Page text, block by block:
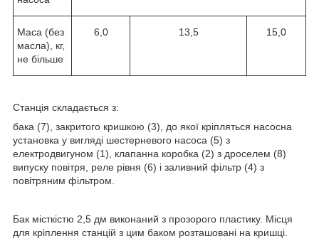
Маса (без
масла), кг,
не більше
6,0 13,5 15,0
Станція складається з:
бака (7), закритого кришкою (3), до якої кріпляться насосна
установка у вигляді шестерневого насоса (5) з
електродвигуном (1), клапанна коробка (2) з дроселем (8)
випуску повітря, реле рівня (6) і заливний фільтр (4) з
повітряним фільтром.
Бак місткістю 2,5 дм виконаний з прозорого пластику. Місця
для кріплення станцій з цим баком розташовані на кришці.